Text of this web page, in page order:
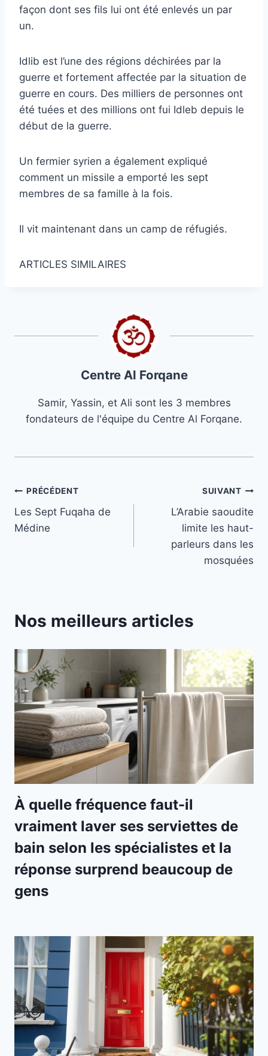
façon dont ses fils lui ont été enlevés un par
un.
Idlib est l’une des régions déchirées par la
guerre et fortement affectée par la situation de
guerre en cours. Des milliers de personnes ont
été tuées et des millions ont fui Idleb depuis le
début de la guerre.
Un fermier syrien a également expliqué
comment un missile a emporté les sept
membres de sa famille à la fois.
Il vit maintenant dans un camp de réfugiés.
ARTICLES SIMILAIRES
Centre Al Forqane
Samir, Yassin, et Ali sont les 3 membres
fondateurs de l'équipe du Centre Al Forqane.
Navigation
de
PRÉCÉDENT
Les Sept Fuqaha de
Médine
SUIVANT
L’Arabie saoudite
limite les haut-
parleurs dans les
mosquées
Nos meilleurs articles
À quelle fréquence faut-il
vraiment laver ses serviettes de
bain selon les spécialistes et la
réponse surprend beaucoup de
gens